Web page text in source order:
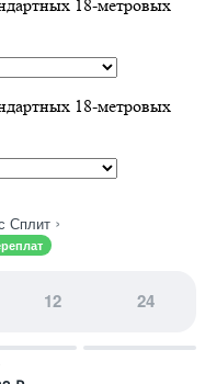
18-метровых
18-метровых
Сплит ›
12 24